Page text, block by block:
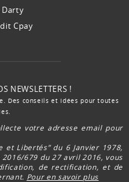
Darty
Cpay
NEWSLETTERS !
Des conseils et idées pour toutes
votre adresse email pour
Libertés” du 6 Janvier 1978,
679 du 27 avril 2016, vous
de rectification, et de
Pour en savoir plus